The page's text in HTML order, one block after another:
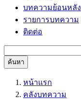
บทความย้อนหลัง
รายการบทความ
ติดต่อ
ค้นหา
หน้าแรก
คลังบทความ